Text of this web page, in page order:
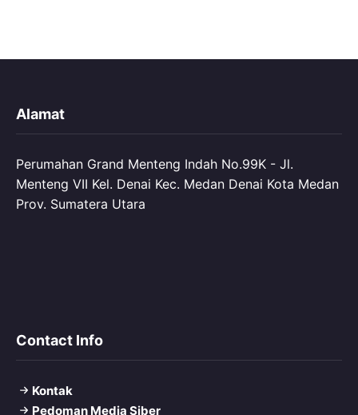
Alamat
Perumahan Grand Menteng Indah No.99K - Jl.
Menteng VII Kel. Denai Kec. Medan Denai Kota Medan
Prov. Sumatera Utara
Contact Info
Kontak
Pedoman Media Siber